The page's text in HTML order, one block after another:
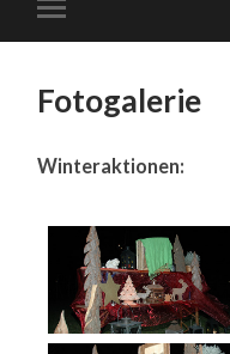
Fotogalerie
Winteraktionen: